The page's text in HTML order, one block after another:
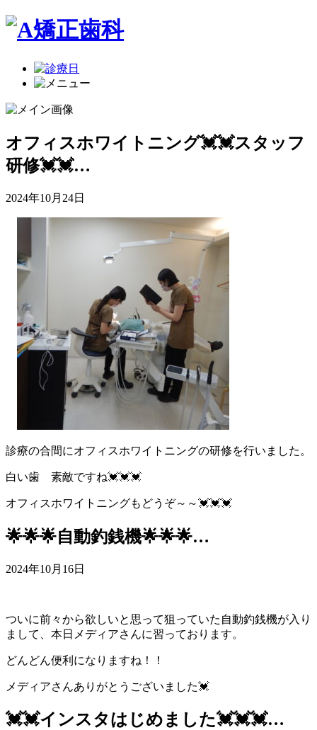
オフィスホワイトニング💓💓スタッフ
研修💓💓…
2024年10月24日
診療の合間にオフィスホワイトニングの研修を行いました。
白い歯 素敵ですね💓💓💓
オフィスホワイトニングもどうぞ～～💓💓💓
🌟🌟🌟自動釣銭機🌟🌟🌟…
2024年10月16日
ついに前々から欲しいと思って狙っていた自動釣銭機が入り
まして、本日メディアさんに習っております。
どんどん便利になりますね！！
メディアさんありがとうございました💓
💓💓インスタはじめました💓💓💓…